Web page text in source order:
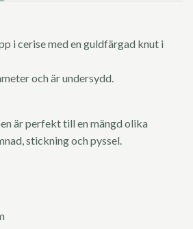
i cerise med en guldfärgad knut i
och är undersydd.
är perfekt till en mängd olika
stickning och pyssel.